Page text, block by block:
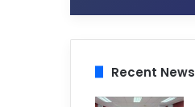
Recent News